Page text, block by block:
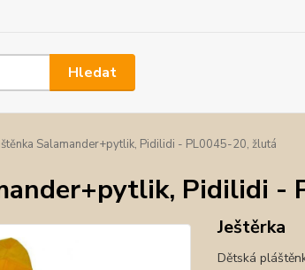
Hledat
Salamander+pytlik, Pidilidi - PL0045-20, žlutá
Pidilidi -
Ještěrka
Dětská